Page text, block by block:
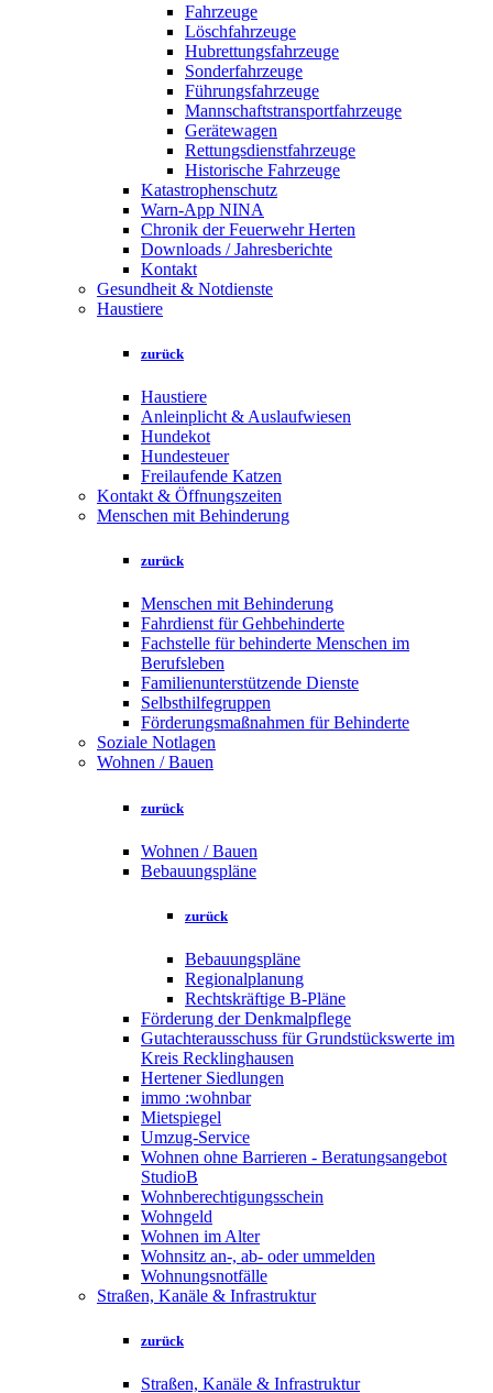
Fahrzeuge
Löschfahrzeuge
Hubrettungsfahrzeuge
Sonderfahrzeuge
Führungsfahrzeuge
Mannschaftstransportfahrzeuge
Gerätewagen
Rettungsdienstfahrzeuge
Historische Fahrzeuge
Katastrophenschutz
Warn-App NINA
Chronik der Feuerwehr Herten
Downloads / Jahresberichte
Kontakt
Gesundheit & Notdienste
Haustiere
zurück
Haustiere
Anleinplicht & Auslaufwiesen
Hundekot
Hundesteuer
Freilaufende Katzen
Kontakt & Öffnungszeiten
Menschen mit Behinderung
zurück
Menschen mit Behinderung
Fahrdienst für Gehbehinderte
Fachstelle für behinderte Menschen im
Berufsleben
Familienunterstützende Dienste
Selbsthilfegruppen
Förderungsmaßnahmen für Behinderte
Soziale Notlagen
Wohnen / Bauen
zurück
Wohnen / Bauen
Bebauungspläne
zurück
Bebauungspläne
Regionalplanung
Rechtskräftige B-Pläne
Förderung der Denkmalpflege
Gutachterausschuss für Grundstückswerte im
Kreis Recklinghausen
Hertener Siedlungen
immo :wohnbar
Mietspiegel
Umzug-Service
Wohnen ohne Barrieren - Beratungsangebot
StudioB
Wohnberechtigungsschein
Wohngeld
Wohnen im Alter
Wohnsitz an-, ab- oder ummelden
Wohnungsnotfälle
Straßen, Kanäle & Infrastruktur
zurück
Straßen, Kanäle & Infrastruktur